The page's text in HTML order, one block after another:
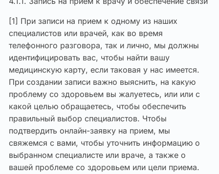
[1] При записи на прием к одному из наших
специалистов или врачей, как во время
телефонного разговора, так и лично, мы должны
идентифицировать вас, чтобы найти вашу
медицинскую карту, если таковая у нас имеется.
При создании записи важно выяснить, на какую
проблему со здоровьем вы жалуетесь, или или с
какой целью обращаетесь, чтобы обеспечить
правильный выбор специалистов. Чтобы
подтвердить онлайн-заявку на прием, мы
свяжемся с вами, чтобы уточнить информацию о
выбранном специалисте или враче, а также о
вашей проблеме со здоровьем или цели приема.